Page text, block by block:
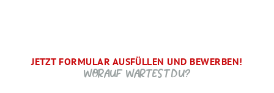
JETZT FORMULAR AUSFÜLLEN UND BEWERBEN!
WORAUF WARTEST DU?
BRAUCHEN WIR NOCH ...
SCHRITT.
DANKE, WIR FREUEN UNS AUF DICH UND MELDEN UNS